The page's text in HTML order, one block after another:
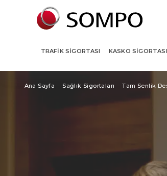
TRAFIK SIGORTASI KASKO SIGORTASI
Ana Sayfa Sağlık Sigortaları Tam Senlik